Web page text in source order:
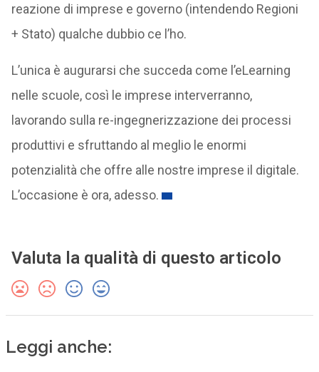
reazione di imprese e governo (intendendo Regioni
+ Stato) qualche dubbio ce l’ho.
L’unica è augurarsi che succeda come l’eLearning
nelle scuole, così le imprese interverranno,
lavorando sulla re-ingegnerizzazione dei processi
produttivi e sfruttando al meglio le enormi
potenzialità che offre alle nostre imprese il digitale.
L’occasione è ora, adesso.
Valuta la qualità di questo articolo
Leggi anche: